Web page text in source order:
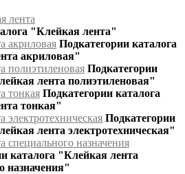
лента
"Клейкая лента"
акриловая Подкатегории каталога
акриловая"
полиэтиленовая Подкатегории
лента полиэтиленовая"
тонкая Подкатегории каталога
тонкая"
электротехническая Подкатегории
лента электротехническая"
специального назначения
каталога "Клейкая лента
назначения"